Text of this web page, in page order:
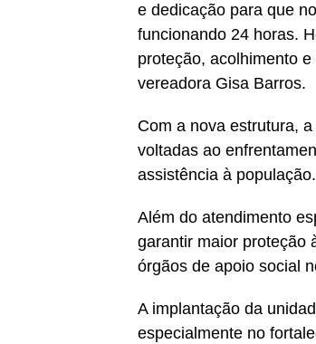
e dedicação para que
funcionando 24 horas.
proteção, acolhimento
vereadora Gisa Barros.
Com a nova estrutura,
voltadas ao
assistência à população.
Além do atendimento
garantir maior proteção
órgãos de apoio social
A implantação da
especialmente no